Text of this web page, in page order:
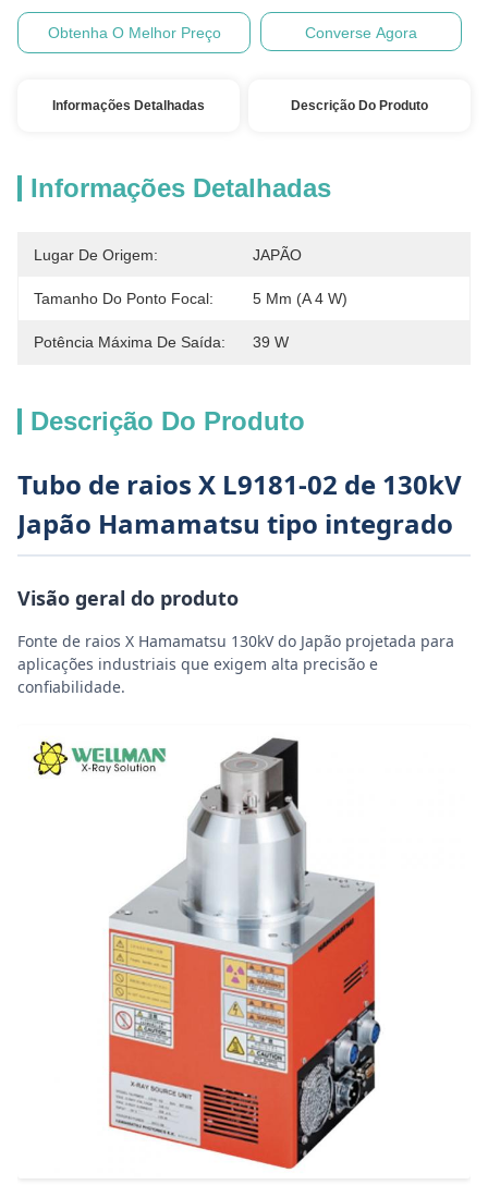
Obtenha O Melhor Preço Converse Agora
Informações Detalhadas Descrição Do Produto
Informações Detalhadas
Lugar De Origem: JAPÃO
Tamanho Do Ponto Focal: 5 Μm (a 4 W)
Potência Máxima De Saída: 39 W
Descrição Do Produto
Tubo de raios X L9181-02 de 130kV
Japão Hamamatsu tipo integrado
Visão geral do produto
Fonte de raios X Hamamatsu 130kV do Japão projetada para
aplicações industriais que exigem alta precisão e
confiabilidade.